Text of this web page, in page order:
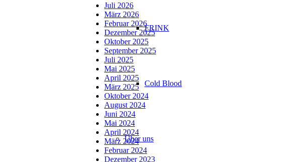
FRINK
Cold Blood
Über uns
Juli 2026
März 2026
Februar 2026
Dezember 2025
Oktober 2025
September 2025
Juli 2025
Mai 2025
April 2025
März 2025
Oktober 2024
August 2024
Juni 2024
Mai 2024
April 2024
März 2024
Februar 2024
Dezember 2023